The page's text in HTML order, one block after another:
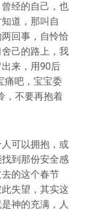
经的自己，也
道，那叫自
回事，自怜恰
己的路上，我
来，用90后
痛吧，宝宝委
，不要再抱着
可以拥抱，或
到那份安全感
的这个春节
失望，其实这
神的充满，人